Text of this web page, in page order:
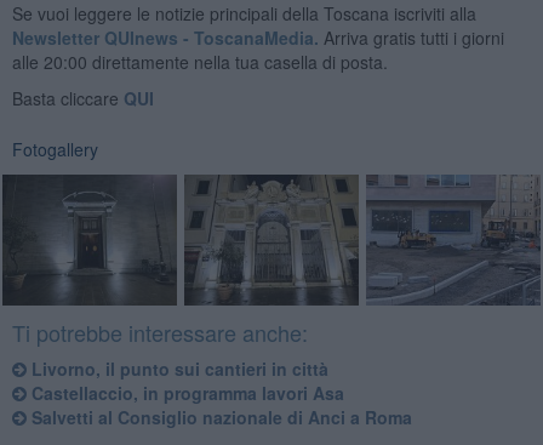
Se vuoi leggere le notizie principali della Toscana iscriviti alla
Newsletter QUInews - ToscanaMedia. Arriva gratis tutti i giorni
alle 20:00 direttamente nella tua casella di posta.
Basta cliccare QUI
Fotogallery
Ti potrebbe interessare anche:
Livorno, il punto sui cantieri in città
Castellaccio, in programma lavori Asa
Salvetti al Consiglio nazionale di Anci a Roma